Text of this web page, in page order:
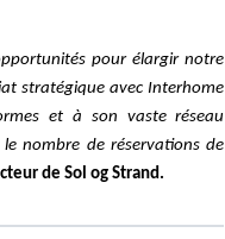
pour élargir notre
stratégique avec Interhome
et à son vaste réseau
nombre de réservations de
de Sol og Strand.